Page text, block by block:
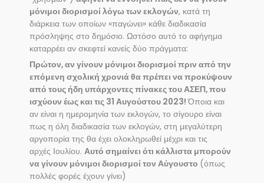
μόνιμοι διορισμοί λόγω των εκλογών, κατά τη
διάρκεια των οποίων «παγώνει» κάθε διαδικασία
πρόσληψης στο δημόσιο. Ωστόσο αυτό το αφήγημα
καταρρέει αν σκεφτεί κανείς δύο πράγματα:
Πρώτον, αν γίνουν μόνιμοι διορισμοί πριν από την
επόμενη σχολική χρονιά θα πρέπει να προκύψουν
από τους ήδη υπάρχοντες πίνακες του ΑΣΕΠ, που
ισχύουν έως και τις 31 Αυγούστου 2023!Όποια και
αν είναι η ημερομηνία των εκλογών, το σίγουρο είναι
πως η όλη διαδικασία των εκλογών, στη μεγαλύτερη
αργοπορία της θα έχει ολοκληρωθεί μέχρι και τις
αρχές Ιουλίου. Αυτό σημαίνει ότι κάλλιστα μπορούν
να γίνουν μόνιμοι διορισμοί τον Αύγουστο (όπως
πολλές φορές έχουν γίνει)